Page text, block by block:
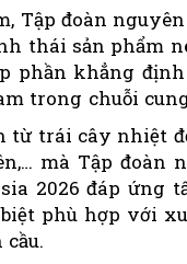
Tập đoàn
thái sản phẩm
phần khẳng
trong chuỗi
từ trái cây nhiệt
mà Tập đoàn
2026 đáp ứng
phù hợp với